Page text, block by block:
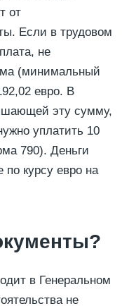
от
Если в трудовом
не
(минимальный
евро. В
эту сумму,
уплатить 10
790). Деньги
по курсу евро на
в Генеральном
не